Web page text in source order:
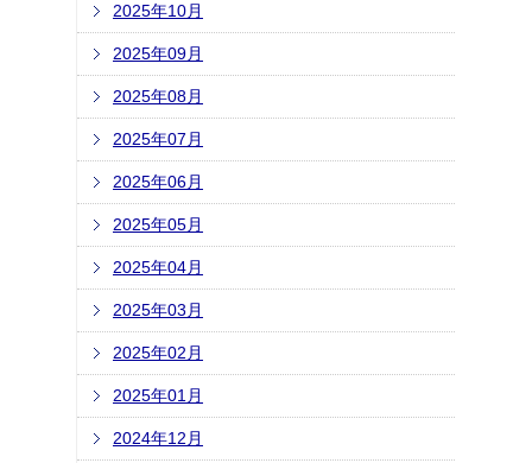
2025年10月
2025年09月
2025年08月
2025年07月
2025年06月
2025年05月
2025年04月
2025年03月
2025年02月
2025年01月
2024年12月